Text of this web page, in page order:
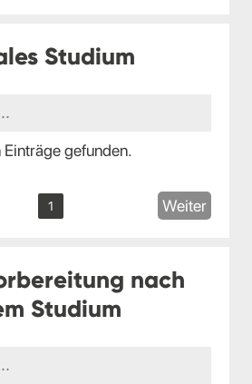
Studium
gefunden.
1 Weiter
nach
Studium